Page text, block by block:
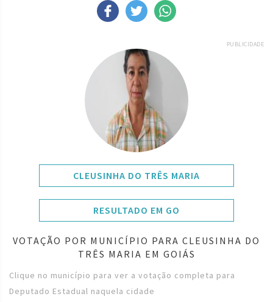
PUBLICIDADE
CLEUSINHA DO TRÊS MARIA
RESULTADO EM GO
VOTAÇÃO POR MUNICÍPIO PARA CLEUSINHA DO
TRÊS MARIA EM GOIÁS
Clique no município para ver a votação completa para
Deputado Estadual naquela cidade